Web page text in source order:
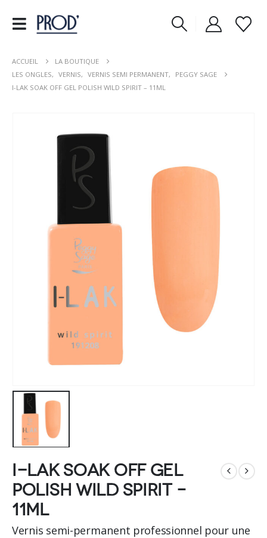
ACCUEIL
LA BOUTIQUE
LES ONGLES, VERNIS, VERNIS SEMI PERMANENT,
PEGGY SAGE
I-LAK SOAK OFF GEL POLISH WILD SPIRIT – 11ML
I-LAK soak off gel
polish Wild Spirit –
11ml
Vernis semi-permanent professionnel pour une